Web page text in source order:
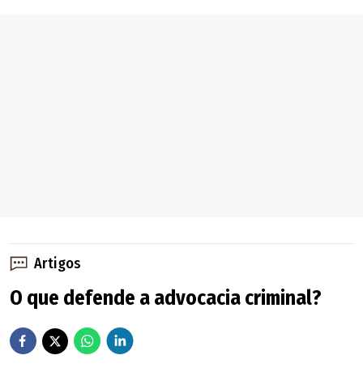
Artigos
O que defende a advocacia criminal?